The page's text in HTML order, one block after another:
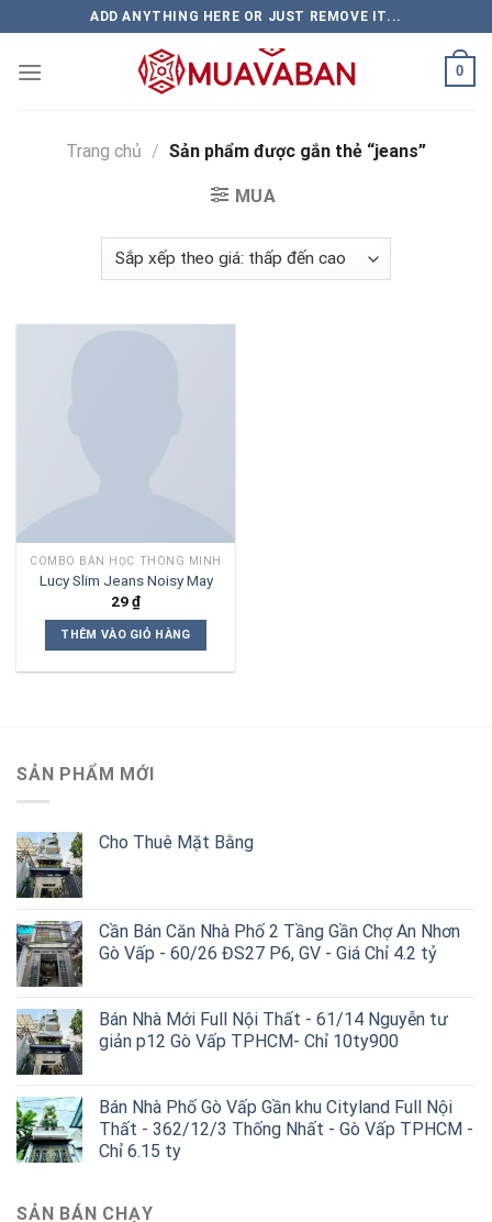
to
content
ADD ANYTHING HERE OR JUST REMOVE IT...
0
Trang chủ / Sản phẩm được gắn thẻ “jeans”
MUA
COMBO BÀN HỌC THÔNG MINH
Lucy Slim Jeans Noisy May
29₫
THÊM VÀO GIỎ HÀNG
SẢN PHẨM MỚI
Cho Thuê Mặt Bằng
Cần Bán Căn Nhà Phố 2 Tầng Gần Chợ An Nhơn
Gò Vấp - 60/26 ĐS27 P6, GV - Giá Chỉ 4.2 tỷ
Bán Nhà Mới Full Nội Thất - 61/14 Nguyễn tư
giản p12 Gò Vấp TPHCM- Chỉ 10ty900
Bán Nhà Phố Gò Vấp Gần khu Cityland Full Nội
Thất - 362/12/3 Thống Nhất - Gò Vấp TPHCM -
Chỉ 6.15 ty
SẢN BÁN CHẠY